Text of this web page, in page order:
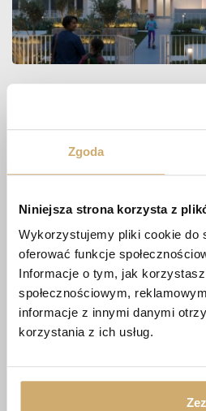
Zgoda
Niniejsza strona korzysta z
Wykorzystujemy pliki cookie do
oferować funkcje
Informacje o tym, jak
społecznościowym,
informacje z innymi danymi
korzystania z ich usług.
O
+48 881
+48 663
ul.
20-819
Imię *